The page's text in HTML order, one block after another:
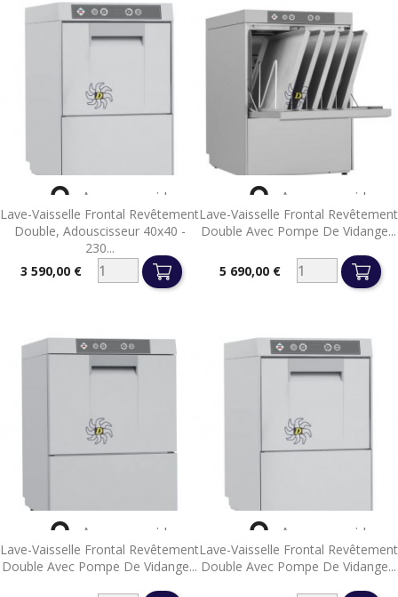
Lave-Vaisselle Frontal Revêtement
Double, Adouscisseur 40x40 -
230...
Prix3 590,00 €
 Aperçu rapide
Lave-Vaisselle Frontal Revêtement
Double Avec Pompe De Vidange...
Prix5 690,00 €
 Aperçu rapide
Lave-Vaisselle Frontal Revêtement
Double Avec Pompe De Vidange...
 Aperçu rapide
Lave-Vaisselle Frontal Revêtement
Double Avec Pompe De Vidange...
 Aperçu rapide